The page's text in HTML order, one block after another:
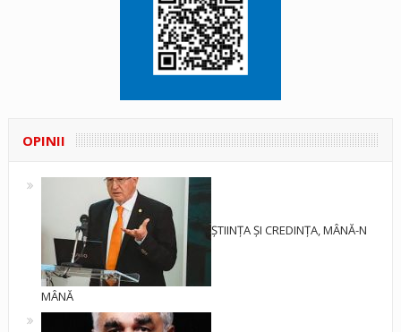
OPINII
ȘTIINȚA ȘI CREDINȚA, MÂNĂ-N
MÂNĂ